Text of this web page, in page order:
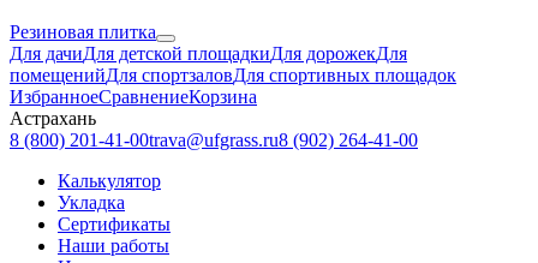
Резиновая плитка
Для дачиДля детской площадкиДля дорожекДля
помещенийДля спортзаловДля спортивных площадок
ИзбранноеСравнениеКорзина
Астрахань
8 (800) 201-41-00trava@ufgrass.ru8 (902) 264-41-00
Калькулятор
Укладка
Сертификаты
Наши работы